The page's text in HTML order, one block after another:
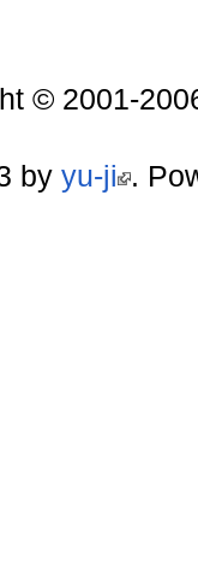
© 2001-
by yu-ji .